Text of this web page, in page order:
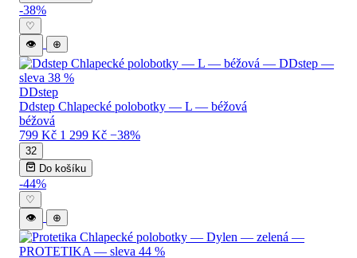
-38%
♡
👁
⊕
DDstep
Ddstep Chlapecké polobotky — L — béžová
béžová
799 Kč 1 299 Kč −38%
32
Do košíku
-44%
♡
👁
⊕